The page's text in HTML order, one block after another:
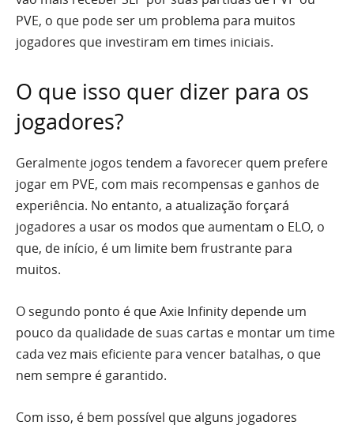
PVE, o que pode ser um problema para muitos
jogadores que investiram em times iniciais.
O que isso quer dizer para os
jogadores?
Geralmente jogos tendem a favorecer quem prefere
jogar em PVE, com mais recompensas e ganhos de
experiência. No entanto, a atualização forçará
jogadores a usar os modos que aumentam o ELO, o
que, de início, é um limite bem frustrante para
muitos.
O segundo ponto é que Axie Infinity depende um
pouco da qualidade de suas cartas e montar um time
cada vez mais eficiente para vencer batalhas, o que
nem sempre é garantido.
Com isso, é bem possível que alguns jogadores